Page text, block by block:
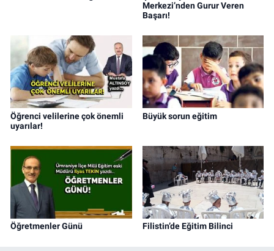
Merkezi’nden Gurur Veren
Başarı!
Öğrenci velilerine çok önemli
uyarılar!
Büyük sorun eğitim
Öğretmenler Günü Filistin’de Eğitim Bilinci